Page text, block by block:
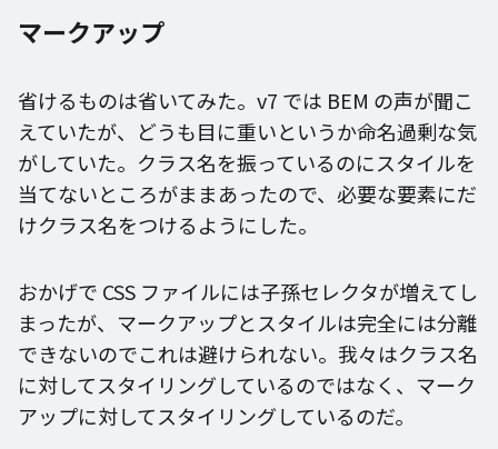
マークアップ
省けるものは省いてみた。v7 では BEM の声が聞こ
えていたが、どうも目に重いというか命名過剰な気
がしていた。クラス名を振っているのにスタイルを
当てないところがままあったので、必要な要素にだ
けクラス名をつけるようにした。
おかげで CSS ファイルには子孫セレクタが増えてし
まったが、マークアップとスタイルは完全には分離
できないのでこれは避けられない。我々はクラス名
に対してスタイリングしているのではなく、マーク
アップに対してスタイリングしているのだ。